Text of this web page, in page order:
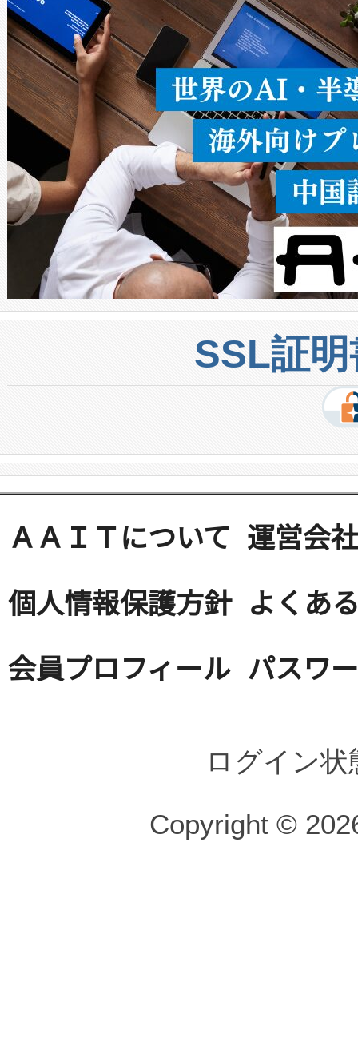
うにします。遠距離まで届く
密度なスキャ […]
SSL証
ＡＡＩＴについて 運営会社
個人情報保護方針 よくあ
会員プロフィール パスワ
ログイン
Copyright ©